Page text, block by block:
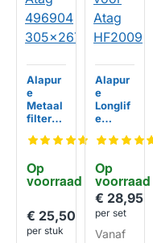
Op
voorraad
Alapur
e
Metaal
filter
kt voor
49690
4
67mm
€ 25,50
per stuk
HUISMERK
Op
voorraad
Alapur
e
Longlif
e
ffilter
kt voor
Atag
HF200
9
€ 28,95
per set
Vanaf